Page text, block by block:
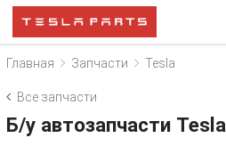
Главная Запчасти Tesla
Все запчасти
Б/у автозапчасти Tesla